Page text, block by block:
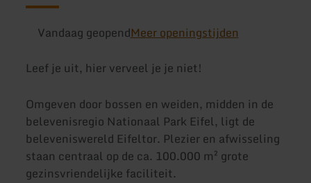
Vandaag geopendMeer openingstijden
Leef je uit, hier verveel je je niet!
Omgeven door bossen en weiden, midden in de
belevenisregio Nationaal Park Eifel, ligt de
beleveniswereld Eifeltor. Plezier en afwisseling
staan centraal op de ca. 100.000 m² grote
gezinsvriendelijke faciliteit.